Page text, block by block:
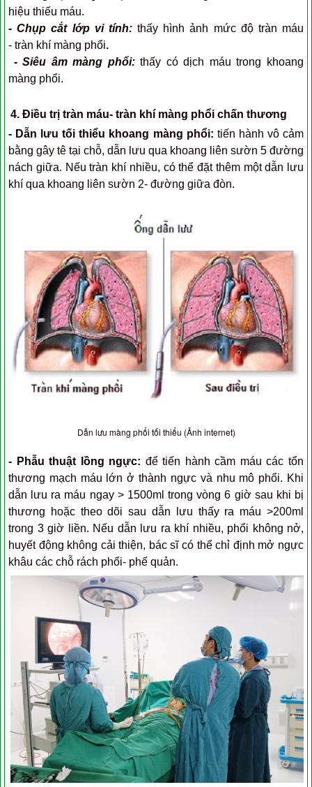
hiệu thiếu máu.
- Chụp cắt lớp vi tính:thấy hình ảnh mức độ tràn máu
- tràn khí màng phổi.
- Siêu âm màng phổi:thấy có dịch máu trong khoang
màng phổi.
4. Điều trị tràn máu- tràn khí màng phổi chấn thương
- Dẫn lưu tối thiểu khoang màng phổi: tiến hành vô cảm
bằng gây tê tại chỗ, dẫn lưu qua khoang liên sườn 5 đường
nách giữa. Nếu tràn khí nhiều, có thể đặt thêm một dẫn lưu
khí qua khoang liên sườn 2- đường giữa đòn.
Dẫn lưu màng phổi tối thiểu (Ảnh internet)
- Phẫu thuật lồng ngực: để tiến hành cầm máu các tổn
thương mạch máu lớn ở thành ngực và nhu mô phổi. Khi
dẫn lưu ra máu ngay > 1500ml trong vòng 6 giờ sau khi bị
thương hoặc theo dõi sau dẫn lưu thấy ra máu >200ml
trong 3 giờ liền. Nếu dẫn lưu ra khí nhiều, phổi không nở,
huyết động không cải thiện, bác sĩ có thể chỉ định mở ngực
khâu các chỗ rách phổi- phế quản.